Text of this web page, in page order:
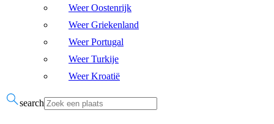
Weer Oostenrijk
Weer Griekenland
Weer Portugal
Weer Turkije
Weer Kroatië
search